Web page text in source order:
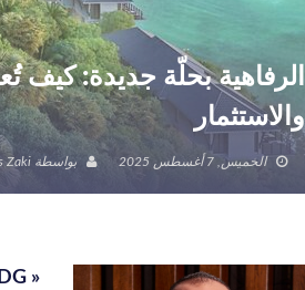
الرفاهية بحلّة جديدة: كيف
والاستثمار
الخميس, 7 أغسطس 2025 بواسطة Zaki